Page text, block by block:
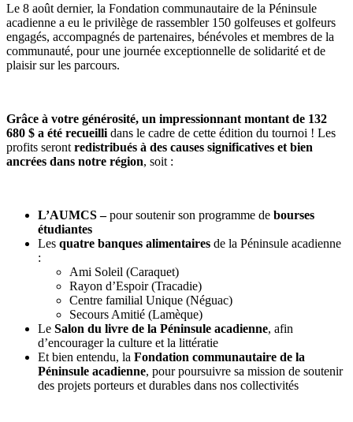
Le 8 août dernier, la Fondation communautaire de la Péninsule
acadienne a eu le privilège de rassembler 150 golfeuses et golfeurs
engagés, accompagnés de partenaires, bénévoles et membres de la
communauté, pour une journée exceptionnelle de solidarité et de
plaisir sur les parcours.
Grâce à votre générosité, un impressionnant montant de 132
680 $ a été recueilli dans le cadre de cette édition du tournoi ! Les
profits seront redistribués à des causes significatives et bien
ancrées dans notre région, soit :
L’AUMCS –pour soutenir son programme de bourses
étudiantes
Les quatre banques alimentaires de la Péninsule acadienne
:
Ami Soleil (Caraquet)
Rayon d’Espoir (Tracadie)
Centre familial Unique (Néguac)
Secours Amitié (Lamèque)
Le Salon du livre de la Péninsule acadienne, afin
d’encourager la culture et la littératie
Et bien entendu, la Fondation communautaire de la
Péninsule acadienne, pour poursuivre sa mission de soutenir
des projets porteurs et durables dans nos collectivités